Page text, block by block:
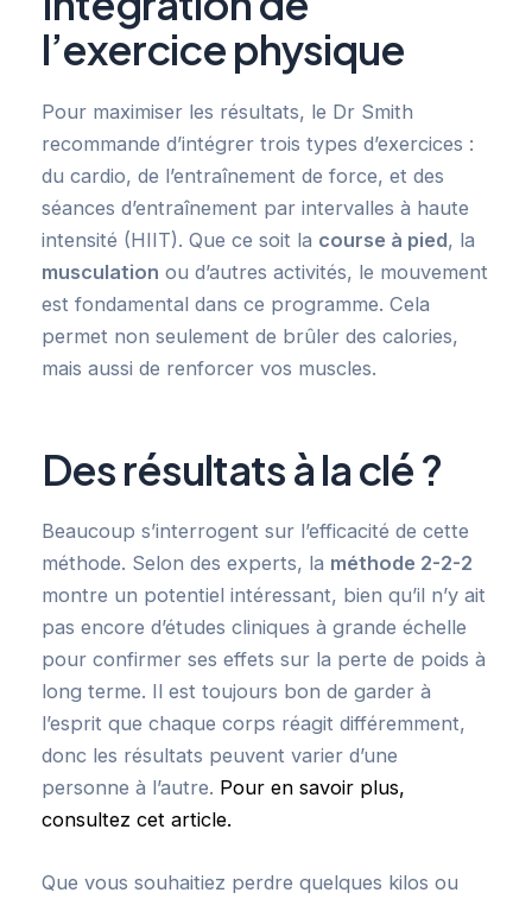
l’exercice physique
Pour maximiser les résultats, le Dr Smith
recommande d’intégrer trois types d’exercices :
du cardio, de l’entraînement de force, et des
séances d’entraînement par intervalles à haute
intensité (HIIT). Que ce soit la course à pied, la
musculation ou d’autres activités, le mouvement
est fondamental dans ce programme. Cela
permet non seulement de brûler des calories,
mais aussi de renforcer vos muscles.
Des résultats à la clé ?
Beaucoup s’interrogent sur l’efficacité de cette
méthode. Selon des experts, la méthode 2-2-2
montre un potentiel intéressant, bien qu’il n’y ait
pas encore d’études cliniques à grande échelle
pour confirmer ses effets sur la perte de poids à
long terme. Il est toujours bon de garder à
l’esprit que chaque corps réagit différemment,
donc les résultats peuvent varier d’une
personne à l’autre. Pour en savoir plus,
consultez cet article.
Que vous souhaitiez perdre quelques kilos ou